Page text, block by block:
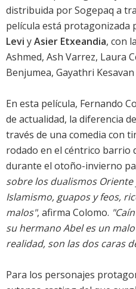
distribuida por Sogepaq a
película está protagonizada
Levi yAsier Etxeandia, con
Ashmed, Ash Varrez, Laura
Benjumea, Gayathri
En esta película, Fernando
de actualidad, la diferencia
través de una comedia con
rodado en el céntrico barrio
durante el otoño-invierno
sobre los dualismos
Islamismo, guapos y feos,
malos", afirma Colomo.
su hermano Abel es un
realidad, son las dos caras
Para los personajes